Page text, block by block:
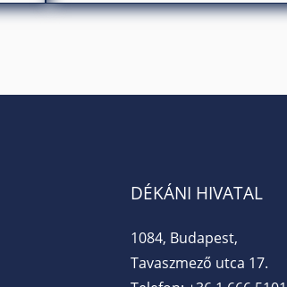
DÉKÁNI HIVATAL
1084, Budapest,
Tavaszmező utca 17.